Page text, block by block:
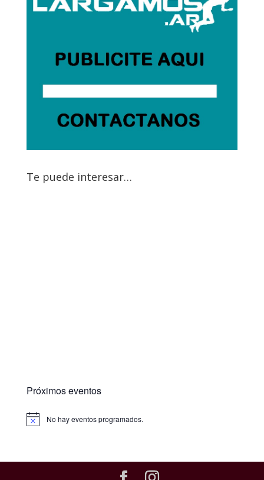
Te puede interesar…
Próximos eventos
No hay eventos programados.